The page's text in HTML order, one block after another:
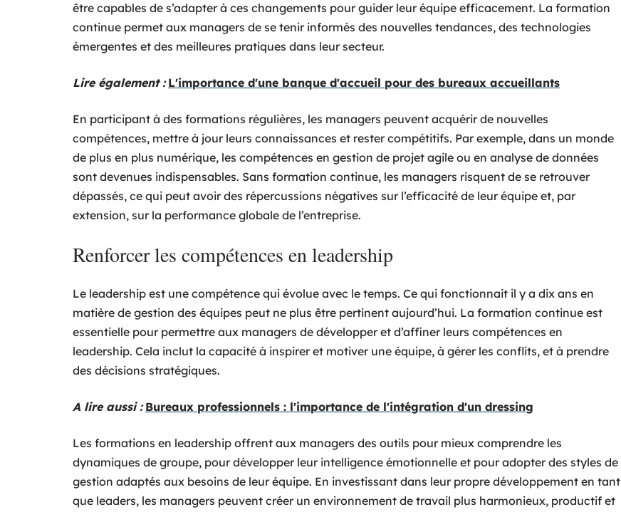
être capables de s’adapter à ces changements pour guider leur équipe efficacement. La formation
continue permet aux managers de se tenir informés des nouvelles tendances, des technologies
émergentes et des meilleures pratiques dans leur secteur.
Lire également : L'importance d'une banque d'accueil pour des bureaux accueillants
En participant à des formations régulières, les managers peuvent acquérir de nouvelles
compétences, mettre à jour leurs connaissances et rester compétitifs. Par exemple, dans un monde
de plus en plus numérique, les compétences en gestion de projet agile ou en analyse de données
sont devenues indispensables. Sans formation continue, les managers risquent de se retrouver
dépassés, ce qui peut avoir des répercussions négatives sur l’efficacité de leur équipe et, par
extension, sur la performance globale de l’entreprise.
Renforcer les compétences en leadership
Le leadership est une compétence qui évolue avec le temps. Ce qui fonctionnait il y a dix ans en
matière de gestion des équipes peut ne plus être pertinent aujourd’hui. La formation continue est
essentielle pour permettre aux managers de développer et d’affiner leurs compétences en
leadership. Cela inclut la capacité à inspirer et motiver une équipe, à gérer les conflits, et à prendre
des décisions stratégiques.
A lire aussi : Bureaux professionnels : l'importance de l'intégration d'un dressing
Les formations en leadership offrent aux managers des outils pour mieux comprendre les
dynamiques de groupe, pour développer leur intelligence émotionnelle et pour adopter des styles de
gestion adaptés aux besoins de leur équipe. En investissant dans leur propre développement en tant
que leaders, les managers peuvent créer un environnement de travail plus harmonieux, productif et